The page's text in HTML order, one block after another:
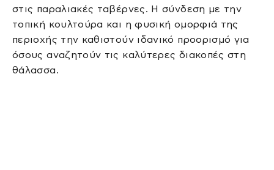
στις παραλιακές ταβέρνες. Η σύνδεση με την
τοπική κουλτούρα και η φυσική ομορφιά της
περιοχής την καθιστούν ιδανικό προορισμό για
όσους αναζητούν τις καλύτερες διακοπές στη
θάλασσα.